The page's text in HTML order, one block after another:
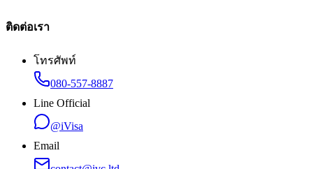
ติดต่อเรา
โทรศัพท์
080-557-8887
Line Official
@iVisa
Email